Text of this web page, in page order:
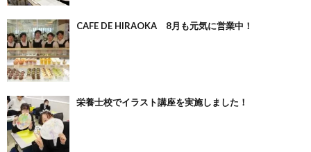
CAFE DE HIRAOKA 8月も元気に営業中！
栄養士校でイラスト講座を実施しました！